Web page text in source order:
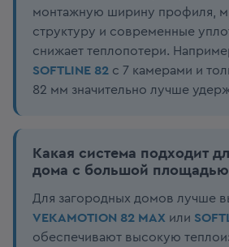
монтажную ширину профиля,
структуру и современные
снижает теплопотери.
SOFTLINE 82 с 7 камерами и
82 мм значительно лучше
Какая система подходит
дома с большой площадью
Для загородных домов лучше
VEKAMOTION 82 MAX или
обеспечивают высокую